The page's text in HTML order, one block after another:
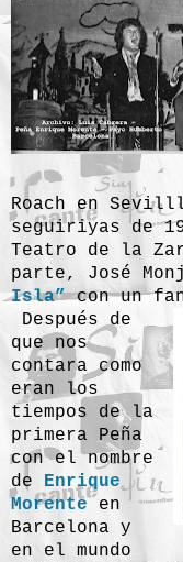
Roach en
seguiriyas de
Teatro de la
parte, José
Isla”con un
Después de
que nos
contara como
eran los
tiempos de la
primera Peña
con el nombre
de
Enrique
Morenteen
Barcelona y
en el mundo